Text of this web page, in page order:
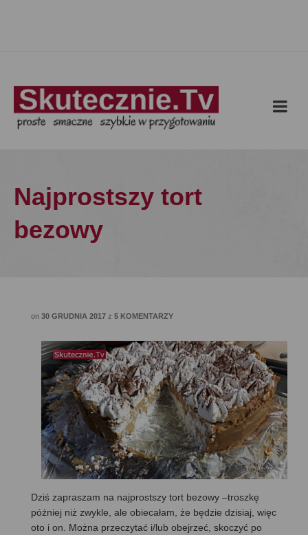
Najprostszy tort
bezowy
on 30 GRUDNIA 2017 z 5 KOMENTARZY
Dziś zapraszam na najprostszy tort bezowy –troszkę
później niż zwykle, ale obiecałam, że będzie dzisiaj, więc
oto i on. Można przeczytać i/lub obejrzeć, skoczyć po